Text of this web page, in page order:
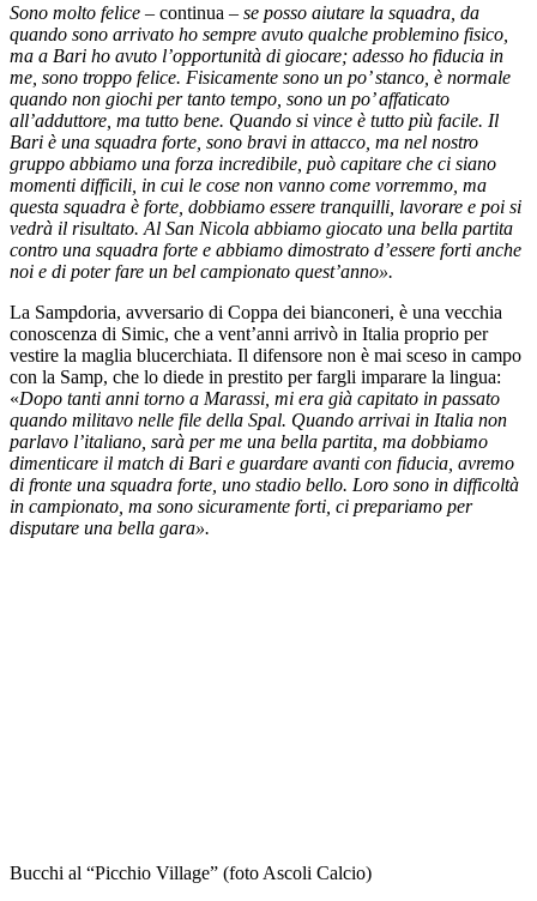
Sono molto felice – continua – se posso aiutare la squadra, da
quando sono arrivato ho sempre avuto qualche problemino fisico,
ma a Bari ho avuto l’opportunità di giocare; adesso ho fiducia in
me, sono troppo felice. Fisicamente sono un po’ stanco, è normale
quando non giochi per tanto tempo, sono un po’ affaticato
all’adduttore, ma tutto bene. Quando si vince è tutto più facile. Il
Bari è una squadra forte, sono bravi in attacco, ma nel nostro
gruppo abbiamo una forza incredibile, può capitare che ci siano
momenti difficili, in cui le cose non vanno come vorremmo, ma
questa squadra è forte, dobbiamo essere tranquilli, lavorare e poi si
vedrà il risultato. Al San Nicola abbiamo giocato una bella partita
contro una squadra forte e abbiamo dimostrato d’essere forti anche
noi e di poter fare un bel campionato quest’anno».
La Sampdoria, avversario di Coppa dei bianconeri, è una vecchia
conoscenza di Simic, che a vent’anni arrivò in Italia proprio per
vestire la maglia blucerchiata. Il difensore non è mai sceso in campo
con la Samp, che lo diede in prestito per fargli imparare la lingua:
«Dopo tanti anni torno a Marassi, mi era già capitato in passato
quando militavo nelle file della Spal. Quando arrivai in Italia non
parlavo l’italiano, sarà per me una bella partita, ma dobbiamo
dimenticare il match di Bari e guardare avanti con fiducia, avremo
di fronte una squadra forte, uno stadio bello. Loro sono in difficoltà
in campionato, ma sono sicuramente forti, ci prepariamo per
disputare una bella gara».
Bucchi al “Picchio Village” (foto Ascoli Calcio)